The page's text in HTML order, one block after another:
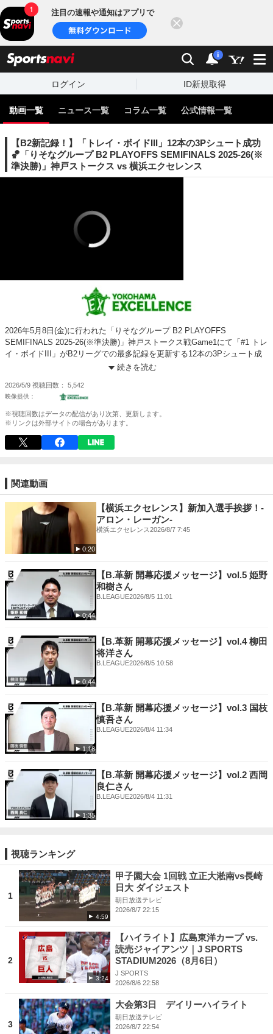
注目の速報や通知はアプリで
検索 通知
i
ログイン ID新規取得
動画一覧 ニュース一覧 コラム一覧 公式情報一覧
【B2新記録！】「トレイ・ボイドIII」12本の3Pシュート成功
🏀「りそなグループ B2 PLAYOFFS SEMIFINALS 2025-26(※
準決勝)」神戸ストークス vs 横浜エクセレンス
2026年5月8日(金)に行われた「りそなグループ B2 PLAYOFFS
SEMIFINALS 2025-26(※準決勝)」神戸ストークス戦Game1にて「#1 トレ
イ・ボイドIII」がB2リーグでの最多記録を更新する12本の3Pシュート成
続きを読む
2026/5/9 視聴回数 5,542
※視聴回数はデータの配信があり次第、更新します。
※リンクは外部サイトの場合があります。
関連動画
0:20
【横浜エクセレンス】新加入選手挨拶！-
アロン・レーガン-
横浜エクセレンス2026/8/7 7:45
0:44
【B.革新 開幕応援メッセージ】vol.5 姫野
和樹さん
B.LEAGUE2026/8/5 11:01
0:44
【B.革新 開幕応援メッセージ】vol.4 柳田
将洋さん
B.LEAGUE2026/8/5 10:58
1:18
【B.革新 開幕応援メッセージ】vol.3 国枝
慎吾さん
B.LEAGUE2026/8/4 11:34
1:35
【B.革新 開幕応援メッセージ】vol.2 西岡
良仁さん
B.LEAGUE2026/8/4 11:31
視聴ランキング
1
4:59
甲子園大会 1回戦 立正大淞南vs長崎
日大 ダイジェスト
朝日放送テレビ
2026/8/7 22:15
2
3:24
【ハイライト】広島東洋カープ vs.
読売ジャイアンツ｜J SPORTS
STADIUM2026（8月6日）
J SPORTS
2026/8/6 22:58
3
大会第3日 デイリーハイライト
朝日放送テレビ
2026/8/7 22:54